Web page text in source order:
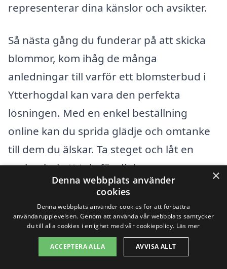
representerar dina känslor och avsikter.
Så nästa gång du funderar på att skicka
blommor, kom ihåg de många
anledningar till varför ett blomsterbud i
Ytterhogdal kan vara den perfekta
lösningen. Med en enkel beställning
online kan du sprida glädje och omtanke
till dem du älskar. Ta steget och låt en
vacker bukett tala för dig!
Populära återförsäljare
Se urvalet av buketter
×
Denna webbplats använder
cookies
Denna webbplats använder cookies för att förbättra
användarupplevelsen. Genom att använda vår webbplats samtycker
du till alla cookies i enlighet med vår cookiepolicy. Läs mer
ACCEPTERA ALLA AVVISA ALLT